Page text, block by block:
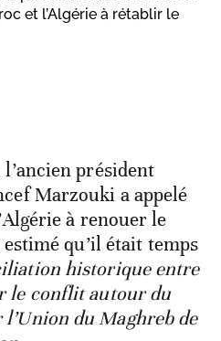
et l’Algérie à rétablir le
l’ancien président
Marzouki a appelé
à renouer le
qu’il était temps
historique entre
le conflit autour du
du Maghreb de